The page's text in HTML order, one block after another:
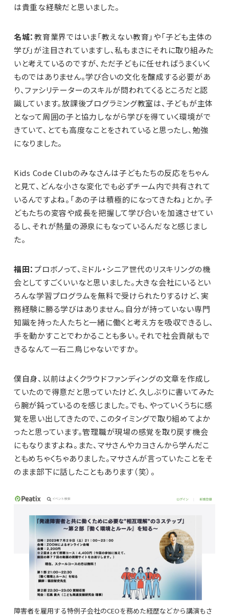
は貴重な経験だと思いました。
名城：教育業界ではいま「教えない教育」や「子ども主体の
学び」が注目されていますし、私もまさにそれに取り組みた
いと考えているのですが、ただ子どもに任せればうまくいく
ものではありません。学び合いの文化を醸成する必要があ
り、ファシリテーターのスキルが問われてくるところだと認
識しています。放課後プログラミング教室は、子どもが主体
となって周囲の子と協力しながら学びを得ていく環境がで
きていて、とても高度なことをされていると思ったし、勉強
になりました。
Kids Code Clubのみなさんは子どもたちの反応をちゃん
と見て、どんな小さな変化でも必ずチーム内で共有されて
いるんですよね。「あの子は積極的になってきたね」とか。子
どもたちの変容や成長を把握して学び合いを加速させてい
るし、それが熱量の源泉にもなっているんだなと感じまし
た。
福田： プロボノって、ミドル・シニア世代のリスキリングの機
会としてすごくいいなと思いました。大きな会社にいるとい
ろんな学習プログラムを無料で受けられたりするけど、実
務経験に勝る学びはありません。自分が持っていない専門
知識を持った人たちと一緒に働くと考え方を吸収できるし、
手を動かすことでわかることも多い。それで社会貢献もで
きるなんて一石二鳥じゃないですか。
僕自身、以前はよくクラウドファンディングの文章を作成し
ていたので得意だと思っていたけど、久しぶりに書いてみた
ら腕が鈍っているのを感じました。でも、やっていくうちに感
覚を思い出してきたので、このタイミングで取り組めてよか
ったと思っています。管理職が現場の感覚を取り戻す機会
にもなりますよね。また、マサさんやカヨさんから学んだこ
ともめちゃくちゃありました。マサさんが言っていたことをそ
のまま部下に話したこともあります（笑）。
障害者を雇用する特例子会社のCEOを務めた経歴などから講演もさ